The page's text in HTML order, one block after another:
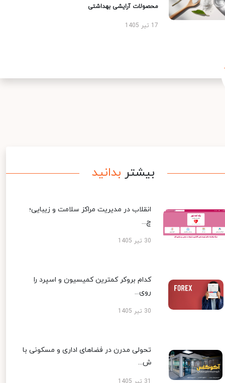
محصولات آرایشی بهداشتی
17 تیر 1405
بیشتر بدانید
انقلاب در مدیریت مراکز سلامت و زیبایی؛
چ...
30 تیر 1405
کدام بروکر کمترین کمیسیون و اسپرد را
روی...
30 تیر 1405
تحولی مدرن در فضاهای اداری و مسکونی با
ش...